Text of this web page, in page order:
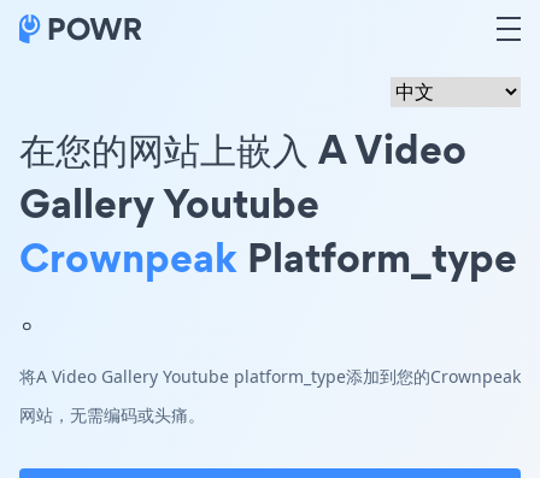
在您的网站上嵌入 A Video
Gallery Youtube
Crownpeak Platform_type
。
将A Video Gallery Youtube platform_type添加到您的Crownpeak
网站，无需编码或头痛。